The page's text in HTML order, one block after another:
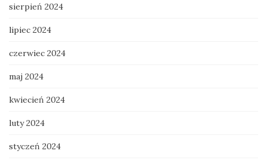
sierpień 2024
lipiec 2024
czerwiec 2024
maj 2024
kwiecień 2024
luty 2024
styczeń 2024